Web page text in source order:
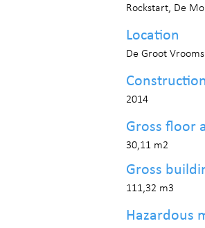
Rockstart, De
Location
De Groot
2014
Gross floor
30,11 m2
Gross
111,32 m3
Hazardous